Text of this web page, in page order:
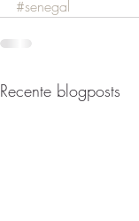
#senegal
Recente blogposts